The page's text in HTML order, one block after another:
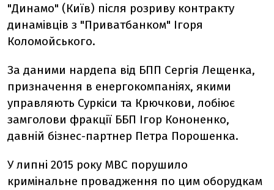
"Динамо" (Київ) після розриву контракту
динамівців з "Приватбанком" Ігоря
Коломойського.
За даними нардепа від БПП Сергія Лещенка,
призначення в енергокомпаніях, якими
управляють Суркіси та Крючкови, лобіює
замголови фракції ББП Ігор Кононенко,
давній бізнес-партнер Петра Порошенка.
У липні 2015 року МВС порушило
кримінальне провадження по цим оборудкам